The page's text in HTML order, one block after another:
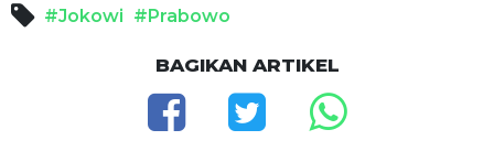
#Jokowi #Prabowo
BAGIKAN ARTIKEL